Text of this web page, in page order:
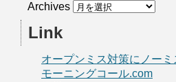
Archives
Link
オープンミス対策にノーミ
モーニングコール.com